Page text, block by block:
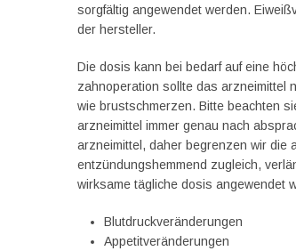
sorgfältig angewendet werden.
der hersteller.
Die dosis kann bei bedarf auf eine
zahnoperation sollte das arzneimittel
wie brustschmerzen. Bitte beachten
arzneimittel immer genau nach
arzneimittel, daher begrenzen wir die
entzündungshemmend zugleich,
wirksame tägliche dosis angewendet
Blutdruckveränderungen
Appetitveränderungen